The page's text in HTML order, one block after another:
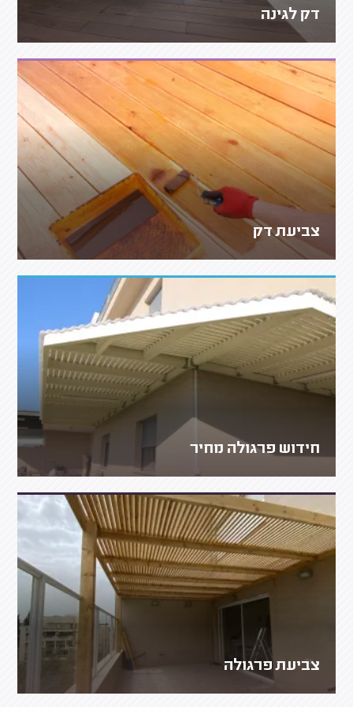
דק לגינה
צביעת דק
חידוש פרגולה מחיר
צביעת פרגולה